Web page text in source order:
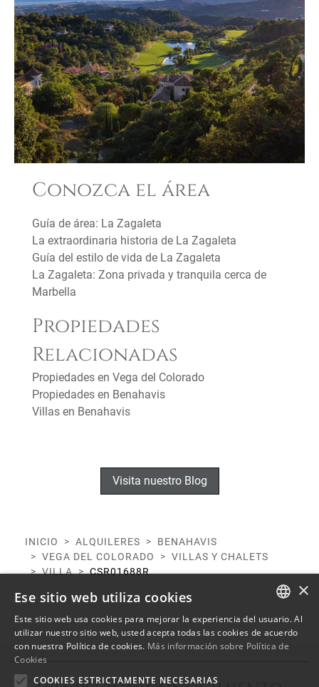
Conozca el área
Guía de área: La Zagaleta
La extraordinaria historia de La Zagaleta
Guía del estilo de vida de La Zagaleta
La Zagaleta: Zona privada y tranquila cerca de
Marbella
Propiedades
Relacionadas
Propiedades en Vega del Colorado
Propiedades en Benahavis
Villas en Benahavis
Visita nuestro Blog
INICIO ALQUILERES
BENAHAVIS
VEGA DEL COLORADO
VILLAS Y CHALETS
VILLA
CSR01688R
ENGLISH
SPANISH
×
Ese sitio web utiliza cookies
Este sitio web usa cookies para mejorar la experiencia del usuario. Al
utilizar nuestro sitio web, usted acepta todas las cookies de acuerdo
con nuestra Política de cookies. Más información sobre Política de
Cookies
COOKIES ESTRICTAMENTE NECESARIAS